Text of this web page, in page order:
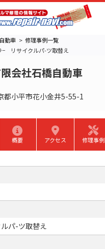
動車
修理事例一覧
− リサイクルパ-ツ取替え
会社石橋自動車
都小平市花小金井5-55-1
概要 アクセス 修理事例
パ-ツ取替え